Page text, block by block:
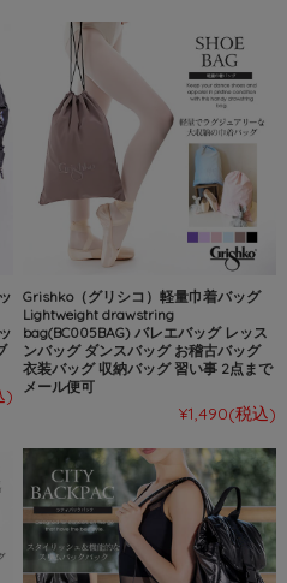
)
Grishko（グリシコ）軽量巾着バッグ
Lightweight drawstring
bag(BC005BAG) バレエバッグ レッス
ンバッグ ダンスバッグ お稽古バッグ
衣装バッグ 収納バッグ 習い事 2点まで
メール便可
¥1,490(税込)